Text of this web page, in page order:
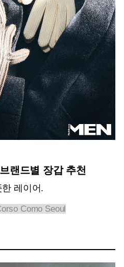
랜드별 장갑 추천
레이어.
Como Seoul